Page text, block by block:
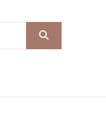
Zoeken